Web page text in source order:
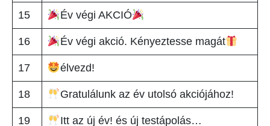
15 Év végi AKCIÓ
16 Év végi akció. Kényeztesse magát
17 élvezd!
18 Gratulálunk az év utolsó akciójához!
19 Itt az új év! és új testápolás…